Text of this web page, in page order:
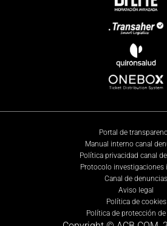
Portal de
Manual interno canal
Política privacidad canal
Protocolo investigaciones
Canal de denuncias
Aviso legal
Política de cookies
Política de protección